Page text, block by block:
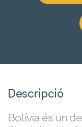
Descripció
Bolívia és un